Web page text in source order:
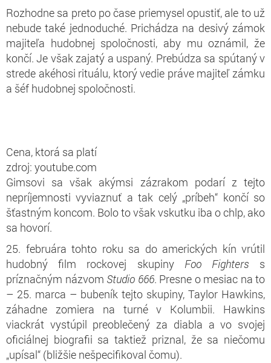
Rozhodne sa preto po čase priemysel opustiť, ale to už
nebude také jednoduché. Prichádza na desivý zámok
majiteľa hudobnej spoločnosti, aby mu oznámil, že
končí. Je však zajatý a uspaný. Prebúdza sa spútaný v
strede akéhosi rituálu, ktorý vedie práve majiteľ zámku
a šéf hudobnej spoločnosti.
Cena, ktorá sa platí
zdroj: youtube.com
Gimsovi sa však akýmsi zázrakom podarí z tejto
nepríjemnosti vyviaznuť a tak celý „príbeh“ končí so
šťastným koncom. Bolo to však vskutku iba o chlp, ako
sa hovorí.
25. februára tohto roku sa do amerických kín vrútil
hudobný film rockovej skupiny Foo Fighters s
príznačným názvom Studio 666. Presne o mesiac na to
– 25. marca – bubeník tejto skupiny, Taylor Hawkins,
záhadne zomiera na turné v Kolumbii. Hawkins
viackrát vystúpil preoblečený za diabla a vo svojej
oficiálnej biografii sa taktiež priznal, že sa niečomu
„upísal“ (bližšie nešpecifikoval čomu).